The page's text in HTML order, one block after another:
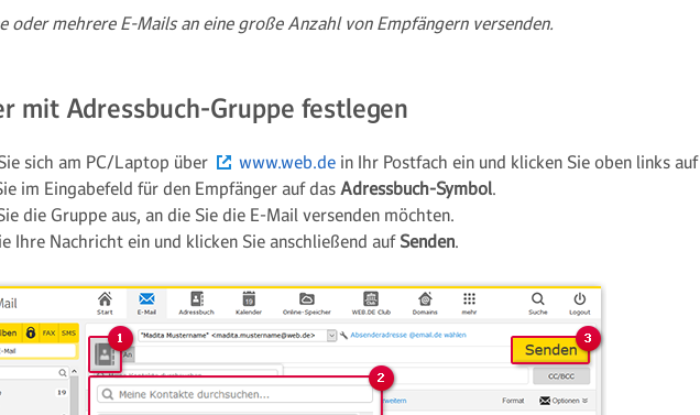
oder mehrere E-Mails an eine große Anzahl von Empfängern versenden.
mit Adressbuch-Gruppe festlegen
sich am PC/Laptop über www.web.de in Ihr Postfach ein und klicken Sie oben links auf
im Eingabefeld für den Empfänger auf das Adressbuch-Symbol.
die Gruppe aus, an die Sie die E-Mail versenden möchten.
Ihre Nachricht ein und klicken Sie anschließend auf Senden.